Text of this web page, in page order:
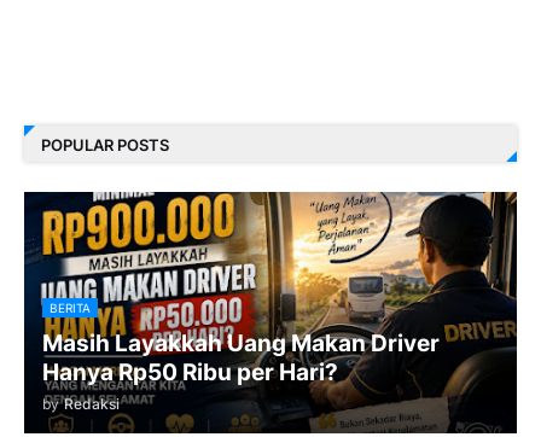
POPULAR POSTS
BERITA
Masih Layakkah Uang Makan Driver
Hanya Rp50 Ribu per Hari?
by Redaksi